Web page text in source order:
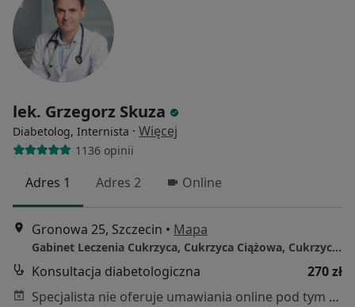
lek. Grzegorz Skuza
Diabetolog, Internista · Więcej
1136 opinii
Adres 1 Adres 2 Online
Gronowa 25, Szczecin • Mapa
Gabinet Leczenia Cukrzyca, Cukrzyca Ciążowa, Cukrzyca Wtórna, Otyłość , Insulinooporność, Nadciśnienie Tętnicze , Choroby Wewnętrzne Zaburzeń Lipidowych
Konsultacja diabetologiczna
270 zł
Specjalista nie oferuje umawiania online pod tym adresem.